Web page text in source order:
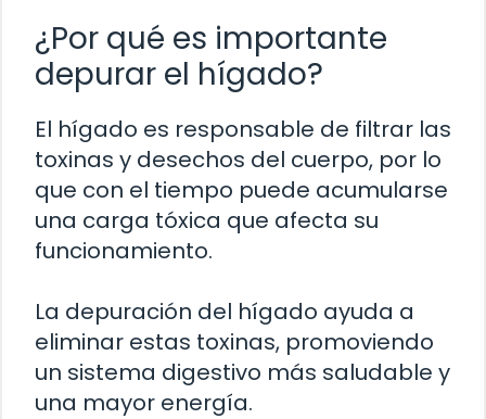
¿Por qué es importante
depurar el hígado?
El hígado es responsable de filtrar las
toxinas y desechos del cuerpo, por lo
que con el tiempo puede acumularse
una carga tóxica que afecta su
funcionamiento.
La depuración del hígado ayuda a
eliminar estas toxinas, promoviendo
un sistema digestivo más saludable y
una mayor energía.